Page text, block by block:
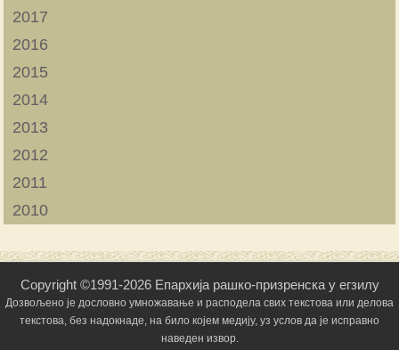
2017
2016
2015
2014
2013
2012
2011
2010
Copyright ©1991-2026 Епархија рашко-призренска у егзилу
Дозвољено је дословно умножавање и расподела свих текстова или делова
текстова, без надокнаде, на било којем медију, уз услов да је исправно
наведен извор.